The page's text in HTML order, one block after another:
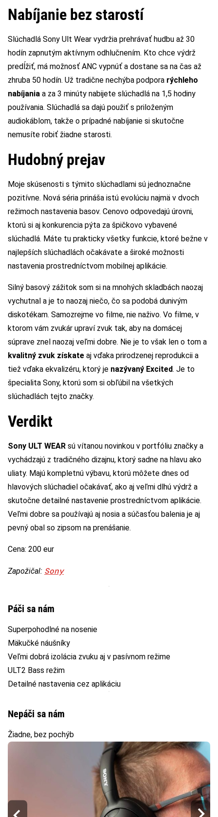
Nabíjanie bez starostí
Slúchadlá Sony Ult Wear vydržia prehrávať hudbu až 30
hodín zapnutým aktívnym odhlučnením. Kto chce výdrž
predĺžiť, má možnosť ANC vypnúť a dostane sa na čas až
zhruba 50 hodín. Už tradične nechýba podpora rýchleho
nabíjania a za 3 minúty nabijete slúchadlá na 1,5 hodiny
používania. Slúchadlá sa dajú použiť s priloženým
audiokáblom, takže o prípadné nabíjanie si skutočne
nemusíte robiť žiadne starosti.
Hudobný prejav
Moje skúsenosti s týmito slúchadlami sú jednoznačne
pozitívne. Nová séria prináša istú evolúciu najmä v dvoch
režimoch nastavenia basov. Cenovo odpovedajú úrovni,
ktorú si aj konkurencia pýta za špičkovo vybavené
slúchadlá. Máte tu prakticky všetky funkcie, ktoré bežne v
najlepších slúchadlách očakávate a široké možnosti
nastavenia prostredníctvom mobilnej aplikácie.
Silný basový zážitok som si na mnohých skladbách naozaj
vychutnal a je to naozaj niečo, čo sa podobá dunivým
diskotékam. Samozrejme vo filme, nie naživo. Vo filme, v
ktorom vám zvukár upraví zvuk tak, aby na domácej
súprave znel naozaj veľmi dobre. Nie je to však len o tom a
kvalitný zvuk získate aj vďaka prirodzenej reprodukcii a
tiež vďaka ekvalizéru, ktorý je nazývaný Excited. Je to
špecialita Sony, ktorú som si obľúbil na všetkých
slúchadlách tejto značky.
Verdikt
Sony ULT WEAR sú vítanou novinkou v portfóliu značky a
vychádzajú z tradičného dizajnu, ktorý sadne na hlavu ako
uliaty. Majú kompletnú výbavu, ktorú môžete dnes od
hlavových slúchadiel očakávať, ako aj veľmi dlhú výdrž a
skutočne detailné nastavenie prostredníctvom aplikácie.
Veľmi dobre sa používajú aj nosia a súčasťou balenia je aj
pevný obal so zipsom na prenášanie.
Cena: 200 eur
Zapožičal: Sony
Páči sa nám
Superpohodlné na nosenie
Mäkučké náušníky
Veľmi dobrá izolácia zvuku aj v pasívnom režime
ULT2 Bass režim
Detailné nastavenia cez aplikáciu
Nepáči sa nám
Žiadne, bez pochýb